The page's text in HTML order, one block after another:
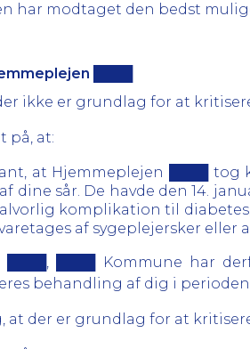
har modtaget den bedst
████
ikke er grundlag for at
på, at:
at Hjemmeplejen ████
dine sår. De havde den 14.
komplikation til
af sygeplejersker
████, ████ Kommune har
behandling af dig i perioden
at der er grundlag for at